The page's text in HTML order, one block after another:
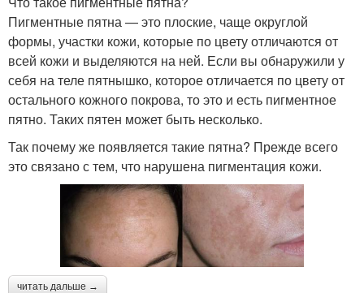
Пигментные пятна — это плоские, чаще округлой
формы, участки кожи, которые по цвету отличаются от
всей кожи и выделяются на ней. Если вы обнаружили у
себя на теле пятнышко, которое отличается по цвету от
остального кожного покрова, то это и есть пигментное
пятно. Таких пятен может быть несколько.
Так почему же появляется такие пятна? Прежде всего
это связано с тем, что нарушена пигментация кожи.
читать дальше →